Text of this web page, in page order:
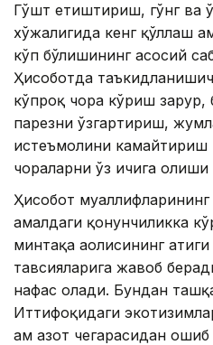
Гўшт етиштириш, гўнг ва
хўжалигида кенг қўллаш
кўп бўлишининг асосий
Ҳисоботда
кўпроқ чора кўриш зарур,
парҳезни ўзгартириш,
истеъмолини камайтириш
чораларни ўз ичига олиши
Ҳисобот муаллифларининг
амалдаги қонунчиликка
минтақа аҳолисининг
тавсияларига жавоб
нафас олади. Бундан
Иттифоқидаги
ҳам азот чегарасидан